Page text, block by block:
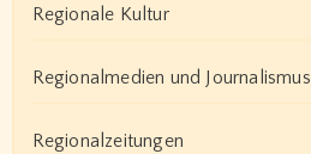
Regionale Kultur
Regionalmedien und Journalismus
Regionalzeitungen